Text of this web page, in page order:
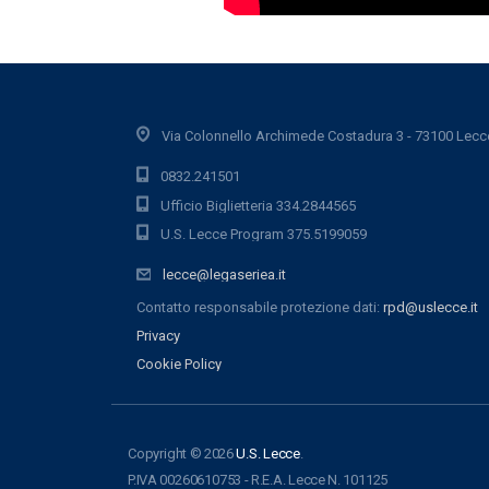
Via Colonnello Archimede Costadura 3 - 73100
0832.241501
Ufficio Biglietteria 334.2844565
U.S. Lecce Program 375.5199059
lecce@legaseriea.it
Contatto responsabile protezione dati: rpd@uslecce.it
Privacy
Cookie Policy
Copyright © 2026U.S. Lecce.
P.IVA 00260610753 - R.E.A. Lecce N. 101125